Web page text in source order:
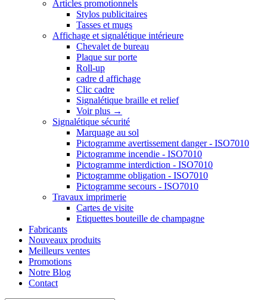
Articles promotionnels
Stylos publicitaires
Tasses et mugs
Affichage et signalétique intérieure
Chevalet de bureau
Plaque sur porte
Roll-up
cadre d affichage
Clic cadre
Signalétique braille et relief
Voir plus →
Signalétique sécurité
Marquage au sol
Pictogramme avertissement danger - ISO7010
Pictogramme incendie - ISO7010
Pictogramme interdiction - ISO7010
Pictogramme obligation - ISO7010
Pictogramme secours - ISO7010
Travaux imprimerie
Cartes de visite
Etiquettes bouteille de champagne
Fabricants
Nouveaux produits
Meilleurs ventes
Promotions
Notre Blog
Contact